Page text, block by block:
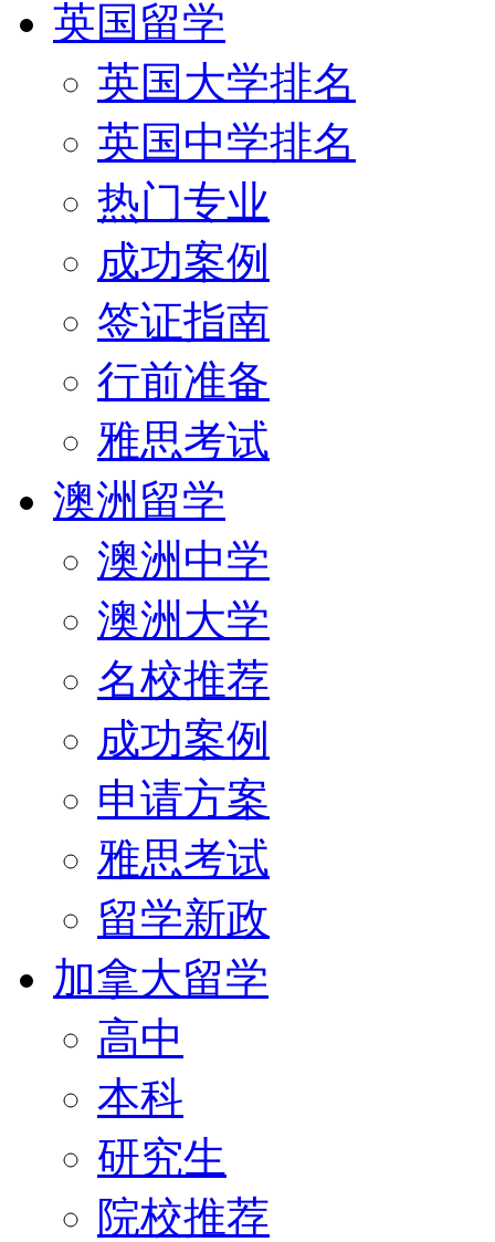
英国留学
英国大学排名
英国中学排名
热门专业
成功案例
签证指南
行前准备
雅思考试
澳洲留学
澳洲中学
澳洲大学
名校推荐
成功案例
申请方案
雅思考试
留学新政
加拿大留学
高中
本科
研究生
院校推荐